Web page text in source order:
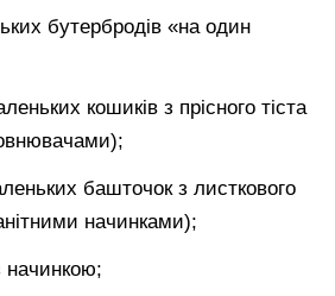
бутербродів «на один
кошиків з прісного тіста
башточок з листкового
начинками);
начинкою;